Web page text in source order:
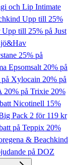
och Lip Intimate
Upp till 25%
Upp till 25% på Just
25% på
Epsomsalt20% på
på Xylocain 20% på
20% på Trixie 20%
Nicotinell 15%
Pack 2 för 119 kr
på Teppix 20%
& Beachkind
på DOZ